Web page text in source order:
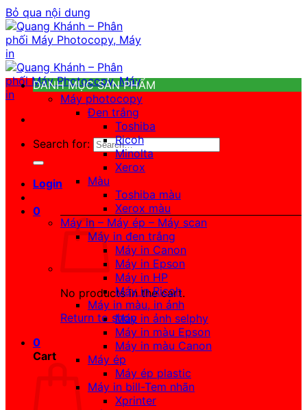
Bỏ qua nội dung
Search for:
Login
0
No products in the cart.
Return to shop
0
Cart
DANH MỤC SẢN PHẨM
Máy photocopy
Đen trắng
Toshiba
Ricoh
Minolta
Xerox
Màu
Toshiba màu
Xerox màu
Máy in – Máy ép – Máy scan
Máy in đen trắng
Máy in Canon
Máy in Epson
Máy in HP
Máy in Ricoh
Máy in màu, in ảnh
Máy in ảnh selphy
Máy in màu Epson
Máy in màu Canon
Máy ép
Máy ép plastic
Máy in bill-Tem nhãn
Xprinter